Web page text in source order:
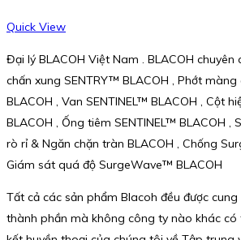
Quick View
Đại lý BLACOH Việt Nam . BLACOH chuyên
chấn xung SENTRY™ BLACOH , Phớt màng
BLACOH , Van SENTINEL™ BLACOH , Cột
BLACOH , Ống tiêm SENTINEL™ BLACOH
rò rỉ & Ngăn chặn tràn BLACOH , Chống
Giám sát quá độ SurgeWave™ BLACOH
Tất cả các sản phẩm Blacoh đều được
thành phần mà không công ty nào khác có